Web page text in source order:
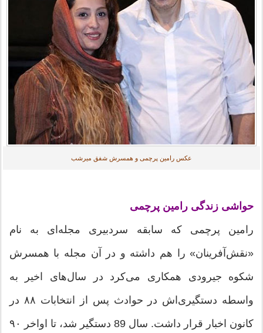
عکس رامین پرچمی و همسرش شفق میرشب
حواشی زندگی رامین پرچمی
رامین پرچمی که سابقه سردبیری مجله‌ای به نام
«نقش‌آفرینان» را هم داشته و در آن مجله با همسرش
شکوه جیرودی همکاری می‌کرد در سال‌های اخیر به
واسطه دستگیری‌اش در حوادث پس از انتخابات ۸۸ در
کانون اخبار قرار داشت. سال 89 دستگیر شد، تا اواخر ۹۰